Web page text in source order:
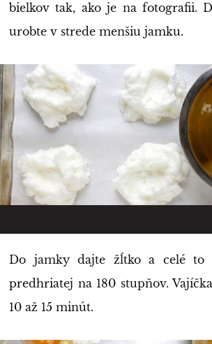
bielkov tak, ako je na fotografii.
urobte v strede menšiu jamku.
Do jamky dajte žĺtko a celé
predhriatej na 180 stupňov.
10 až 15 minút.